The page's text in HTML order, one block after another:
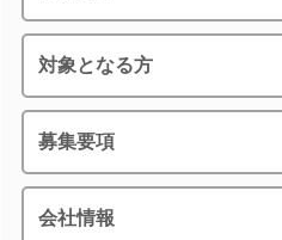
対象となる方
募集要項
会社情報